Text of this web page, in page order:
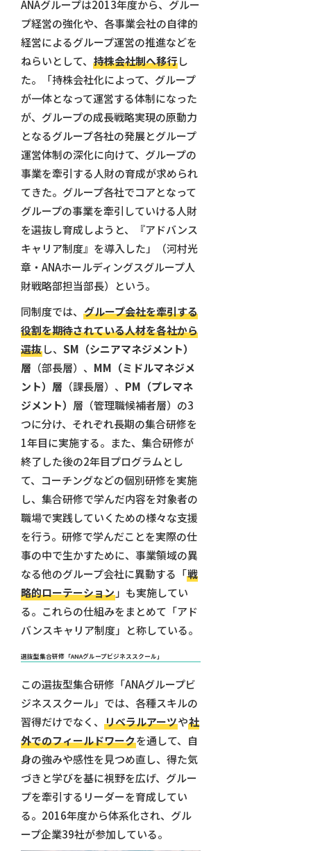
ANAグループは2013年度から、グルー
プ経営の強化や、各事業会社の自律的
経営によるグループ運営の推進などを
ねらいとして、 持株会社制へ移行し
た。「持株会社化によって、グループ
が一体となって運営する体制になった
が、グループの成長戦略実現の原動力
となるグループ各社の発展とグループ
運営体制の深化に向けて、グループの
事業を牽引する人財の育成が求められ
てきた。グループ各社でコアとなって
グループの事業を牽引していける人財
を選抜し育成しようと、『アドバンス
キャリア制度』を導入した」（河村光
章・ANAホールディングスグループ人
財戦略部担当部長）という。
同制度では、 グループ会社を牽引する
役割を期待されている人材を各社から
選抜し、 SM（シニアマネジメント）
層 （部長層）、 MM（ミドルマネジメ
ント）層 （課長層）、 PM（プレマネ
ジメント） 層（管理職候補者層）の3
つに分け、それぞれ長期の集合研修を
1年目に実施する。また、集合研修が
終了した後の2年目プログラムとし
て、コーチングなどの個別研修を実施
し、集合研修で学んだ内容を対象者の
職場で実践していくための様々な支援
を行う。研修で学んだことを実際の仕
事の中で生かすために、事業領域の異
なる他のグループ会社に異動する「戦
略的ローテーション」も実施してい
る。これらの仕組みをまとめて「アド
バンスキャリア制度」と称している。
選抜型集合研修「ANAグループビジネススクール」
この選抜型集合研修「ANAグループビ
ジネススクール」では、各種スキルの
習得だけでなく、 リベラルアーツや社
外でのフィールドワークを通して、自
身の強みや感性を見つめ直し、得た気
づきと学びを基に視野を広げ、グルー
プを牽引するリーダーを育成してい
る。2016年度から体系化され、グル
ープ企業39社が参加している。